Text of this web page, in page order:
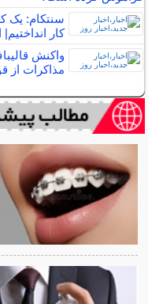
سنتکام: یک
کار انداختیم| انتقال 24
واکنش
مذاکرات از